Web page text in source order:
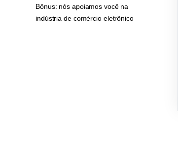
Bônus: nós apoiamos você na
indústria de comércio eletrônico